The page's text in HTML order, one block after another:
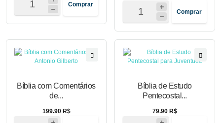
Comprar
Comprar
Bíblia com Comentários
de...
199.90 R$
Bíblia de Estudo
Pentecostal...
79.90 R$